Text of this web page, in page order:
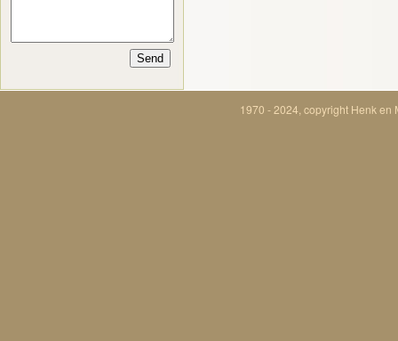
1970 - 2024, copyright Henk en